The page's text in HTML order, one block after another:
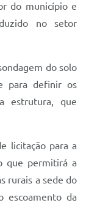
do município e
no setor
do solo
para definir os
estrutura, que
licitação para a
que permitirá a
rurais a sede do
escoamento da